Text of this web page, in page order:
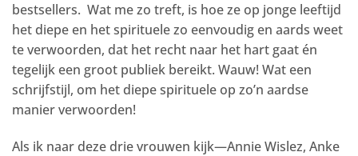
bestsellers. Wat me zo treft, is hoe ze op jonge leeftijd
het diepe en het spirituele zo eenvoudig en aards weet
te verwoorden, dat het recht naar het hart gaat én
tegelijk een groot publiek bereikt. Wauw! Wat een
schrijfstijl, om het diepe spirituele op zo’n aardse
manier verwoorden!
Als ik naar deze drie vrouwen kijk—Annie Wislez, Anke